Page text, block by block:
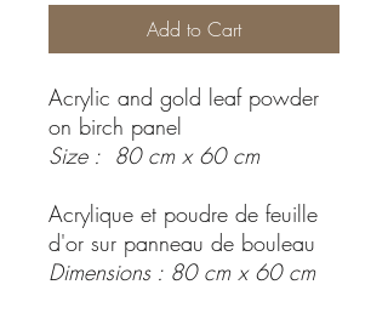
Add to Cart
Acrylic and gold leaf powder
on birch panel
Size : 80 cm x 60 cm
Acrylique et poudre de feuille
d'or sur panneau de bouleau
Dimensions : 80 cm x 60 cm